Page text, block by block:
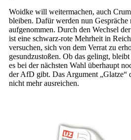
Woidke will weitermachen, auch
bleiben. Dafür werden nun
aufgenommen. Durch den Wechsel
ist eine schwarz-rote Mehrheit in
versuchen, sich von dem Verrat zu
gesundzustoßen. Ob das gelingt,
es bei der nächsten Wahl überhaupt
der AfD gibt. Das Argument „Glatze“
nicht mehr ausreichen.